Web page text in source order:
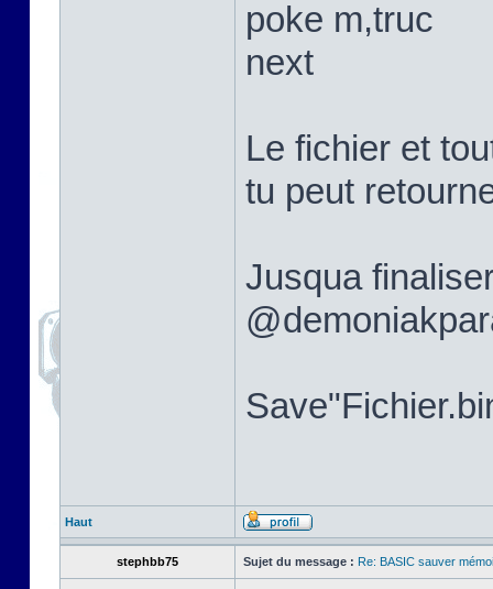
poke m,truc
next
Le fichier et
tu peut
Jusqua
Haut
stephbb75 Sujet du message : Re: BASIC sauver